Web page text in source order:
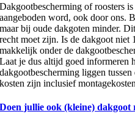
Dakgootbescherming of roosters
aangeboden word, ook door ons.
maar bij oude dakgoten minder.
recht moet zijn. Is de dakgoot niet
makkelijk onder de
Laat je dus altijd goed informeren
dakgootbescherming liggen
kosten zijn inclusief
Doen jullie ook (kleine) dakgoot